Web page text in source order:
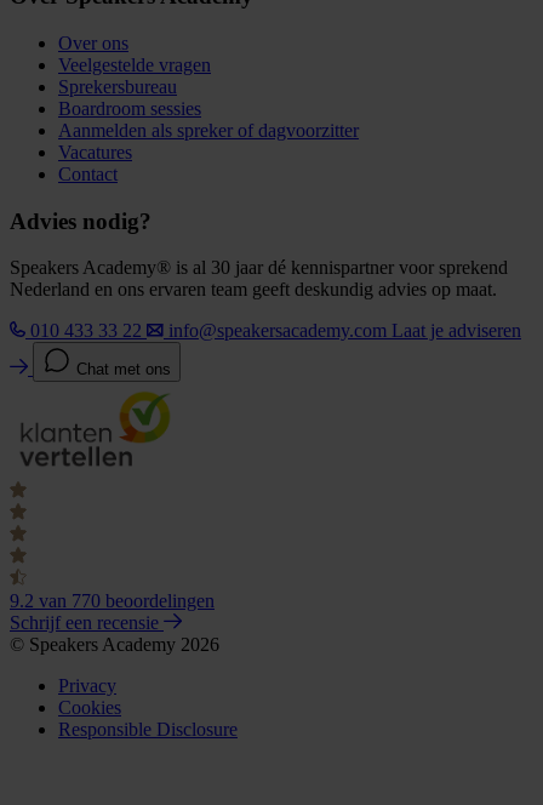
Over ons
Veelgestelde vragen
Sprekersbureau
Boardroom sessies
Aanmelden als spreker of dagvoorzitter
Vacatures
Contact
Advies nodig?
Speakers Academy® is al 30 jaar dé kennispartner voor sprekend
Nederland en ons ervaren team geeft deskundig advies op maat.
010 433 33 22
info@speakersacademy.com Laat je adviseren
Chat met ons
9.2 van 770 beoordelingen
Schrijf een recensie
© Speakers Academy 2026
Privacy
Cookies
Responsible Disclosure